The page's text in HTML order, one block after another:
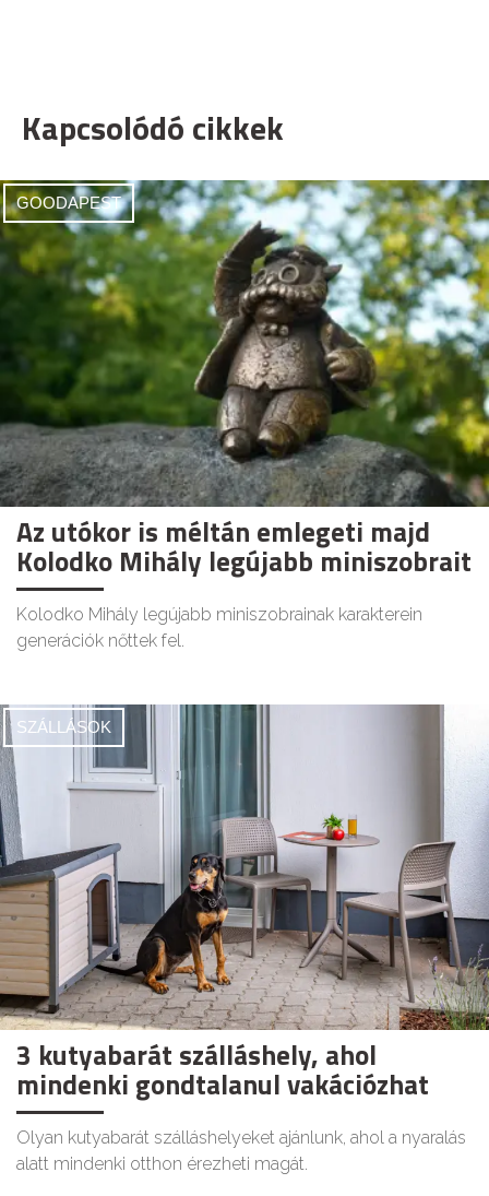
Kapcsolódó cikkek
GOODAPEST
Az utókor is méltán emlegeti majd
Kolodko Mihály legújabb miniszobrait
Kolodko Mihály legújabb miniszobrainak karakterein
generációk nőttek fel.
SZÁLLÁSOK
3 kutyabarát szálláshely, ahol
mindenki gondtalanul vakációzhat
Olyan kutyabarát szálláshelyeket ajánlunk, ahol a nyaralás
alatt mindenki otthon érezheti magát.